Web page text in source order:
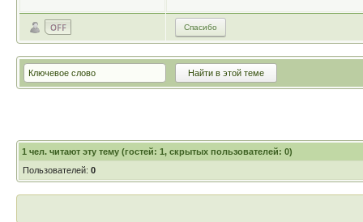
Спасибо
1 чел. читают эту тему (гостей: 1, скрытых пользователей: 0)
Пользователей: 0